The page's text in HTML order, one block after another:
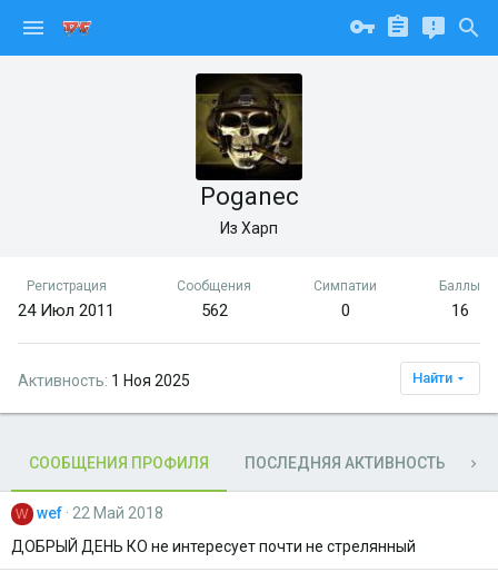
Poganec
Из Харп
Регистрация
24 Июл 2011
Сообщения
562
Симпатии
0
Баллы
16
Активность 1 Ноя 2025 Найти
СООБЩЕНИЯ ПРОФИЛЯ ПОСЛЕДНЯЯ АКТИВНОСТЬ
W wef
22 Май 2018
ДОБРЫЙ ДЕНЬ КО не интересует почти не стрелянный